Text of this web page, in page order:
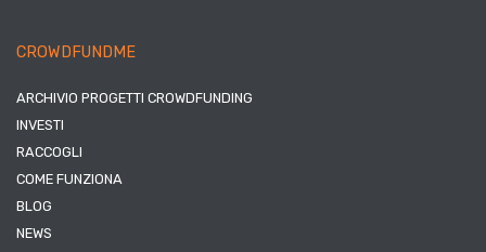
CROWDFUNDME
ARCHIVIO PROGETTI CROWDFUNDING
INVESTI
RACCOGLI
COME FUNZIONA
BLOG
NEWS